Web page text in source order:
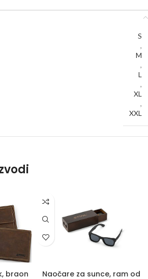
S
,
M
,
L
,
XL
,
XXL
braon
Naočare za sunce, ram od